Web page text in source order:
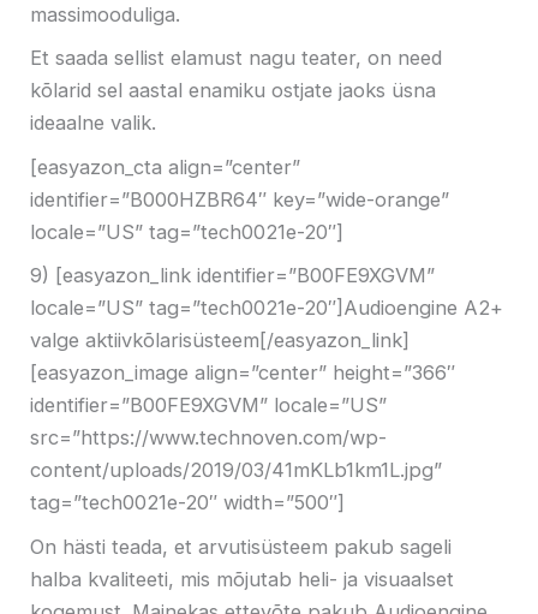
massimooduliga.
Et saada sellist elamust nagu teater, on need
kõlarid sel aastal enamiku ostjate jaoks üsna
ideaalne valik.
[easyazon_cta align=”center”
identifier=”B000HZBR64″ key=”wide-orange”
locale=”US” tag=”tech0021e-20″]
9) [easyazon_link identifier=”B00FE9XGVM”
locale=”US” tag=”tech0021e-20″]Audioengine A2+
valge aktiivkõlarisüsteem[/easyazon_link]
[easyazon_image align=”center” height=”366″
identifier=”B00FE9XGVM” locale=”US”
src=”https://www.technoven.com/wp-
content/uploads/2019/03/41mKLb1km1L.jpg”
tag=”tech0021e-20″ width=”500″]
On hästi teada, et arvutisüsteem pakub sageli
halba kvaliteeti, mis mõjutab heli- ja visuaalset